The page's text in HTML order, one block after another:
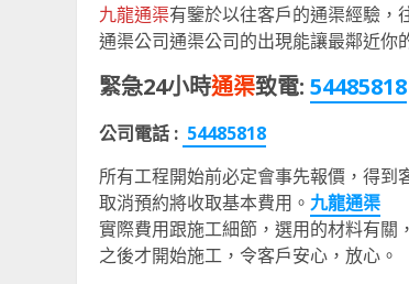
九龍通渠有鑒於以往客戶的通渠經驗，
通渠公司通渠公司的出現能讓最鄰近你
緊急24小時通渠致電: 54485818
公司電話 : 54485818
所有工程開始前必定會事先報價，得
取消預約將收取基本費用。 九龍通渠
實際費用跟施工細節，選用的材料有關
之後才開始施工，令客戶安心，放心。